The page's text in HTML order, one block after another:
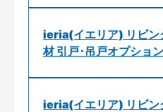
ieria(イエリア) リビン
材 引戸･吊戸オプション
ieria(イエリア) リビン